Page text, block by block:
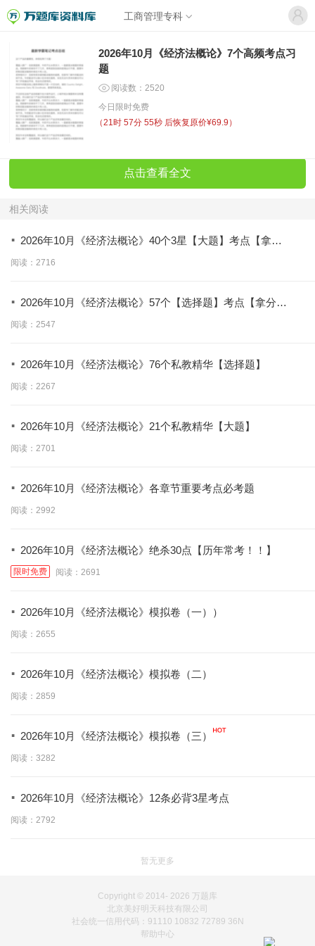
工商管理专科
2026年10月《经济法概论》7个高频考点习
题
阅读数：2520
今日限时免费
（21时 57分 55秒 后恢复原价¥69.9）
点击查看全文
相关阅读
· 2026年10月《经济法概论》40个3星【大题】考点【拿分
必背】
阅读：2716
· 2026年10月《经济法概论》57个【选择题】考点【拿分必
学】
阅读：2547
· 2026年10月《经济法概论》76个私教精华【选择题】
阅读：2267
· 2026年10月《经济法概论》21个私教精华【大题】
阅读：2701
· 2026年10月《经济法概论》各章节重要考点必考题
阅读：2992
· 2026年10月《经济法概论》绝杀30点【历年常考！！】
限时免费 阅读：2691
· 2026年10月《经济法概论》模拟卷（一））
阅读：2655
· 2026年10月《经济法概论》模拟卷（二）
阅读：2859
· 2026年10月《经济法概论》模拟卷（三）
阅读：3282
· 2026年10月《经济法概论》12条必背3星考点
阅读：2792
暂无更多
Copyright © 2014- 2026 万题库
北京美好明天科技有限公司
社会统一信用代码：91110 10832 72789 36N
帮助中心